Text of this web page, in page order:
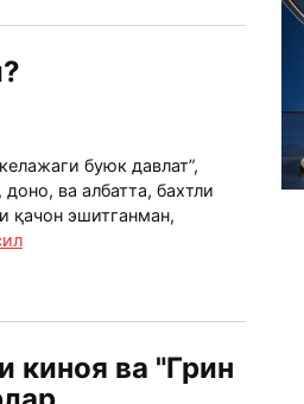
буюк давлат”,
ва албатта, бахтли
қачон эшитганман,
киноя ва "Грин